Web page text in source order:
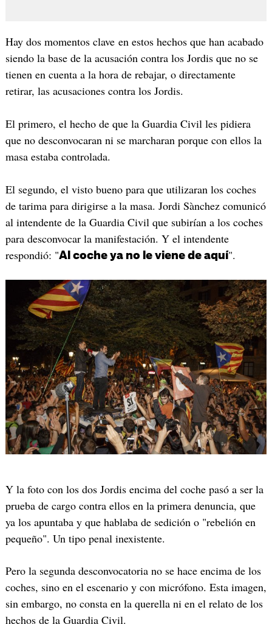
Hay dos momentos clave en estos hechos que han acabado
siendo la base de la acusación contra los Jordis que no se
tienen en cuenta a la hora de rebajar, o directamente
retirar, las acusaciones contra los Jordis.
El primero, el hecho de que la Guardia Civil les pidiera
que no desconvocaran ni se marcharan porque con ellos la
masa estaba controlada.
El segundo, el visto bueno para que utilizaran los coches
de tarima para dirigirse a la masa. Jordi Sànchez comunicó
al intendente de la Guardia Civil que subirían a los coches
para desconvocar la manifestación. Y el intendente
respondió: "Al coche ya no le viene de aquí".
Y la foto con los dos Jordis encima del coche pasó a ser la
prueba de cargo contra ellos en la primera denuncia, que
ya los apuntaba y que hablaba de sedición o "rebelión en
pequeño". Un tipo penal inexistente.
Pero la segunda desconvocatoria no se hace encima de los
coches, sino en el escenario y con micrófono. Esta imagen,
sin embargo, no consta en la querella ni en el relato de los
hechos de la Guardia Civil.